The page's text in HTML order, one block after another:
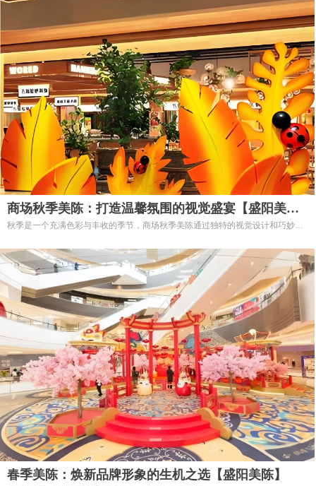
商场秋季美陈：打造温馨氛围的视觉盛宴【盛阳美
陈】
秋季是一个充满色彩与丰收的季节，商场秋季美陈通过独特的视觉设计和巧妙的
为顾客创造出一个温暖、舒适的购物环境。随着天气变凉，
商场的美陈设计不仅能提升品牌形象，更能吸引顾客留下来享受秋日的魅力。
春季美陈：焕新品牌形象的生机之选【盛阳美陈】